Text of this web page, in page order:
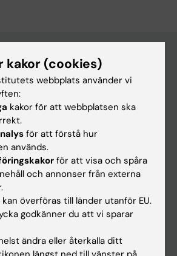
kakor (cookies)
webbplats använder vi
kakor för att webbplatsen ska
för att förstå hur
används.
för att visa och spåra
och annonser från externa
överföras till länder utanför EU.
godkänner du att vi sparar
ändra eller återkalla ditt